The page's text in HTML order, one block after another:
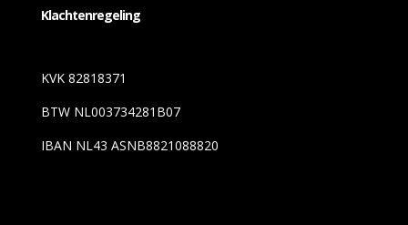
Klachtenregeling
KVK 82818371
BTW NL003734281B07
IBAN NL43 ASNB8821088820